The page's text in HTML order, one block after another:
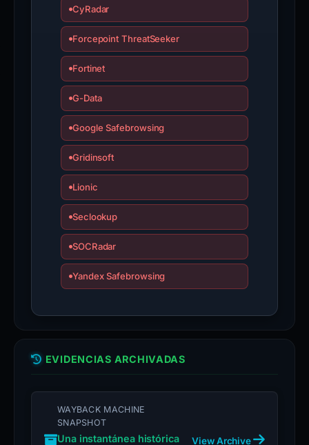
CyRadar
Forcepoint ThreatSeeker
Fortinet
G-Data
Google Safebrowsing
Gridinsoft
Lionic
Seclookup
SOCRadar
Yandex Safebrowsing
EVIDENCIAS ARCHIVADAS
WAYBACK MACHINE
SNAPSHOT
Una instantánea histórica
View Archive